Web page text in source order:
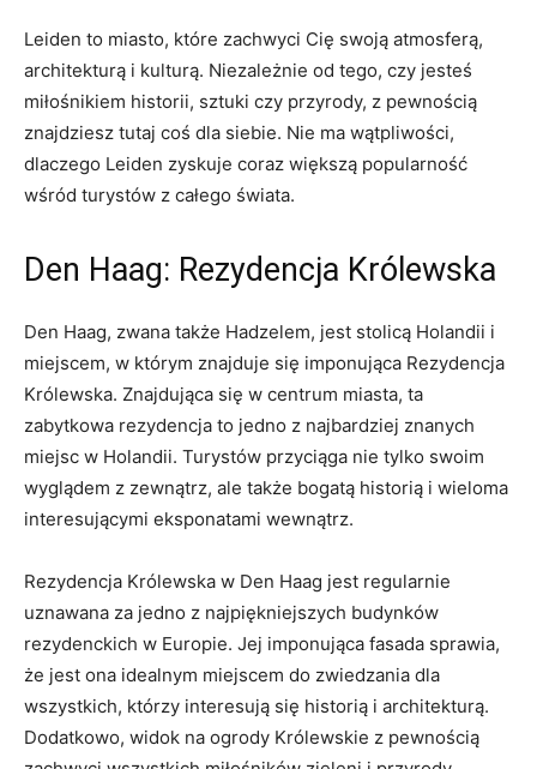
Leiden ⁢to miasto, które zachwyci ⁣Cię swoją atmosferą,
architekturą i kulturą. Niezależnie od tego, czy jesteś‍
miłośnikiem historii, sztuki czy przyrody, z pewnością
znajdziesz tutaj coś dla siebie. Nie ma wątpliwości,
dlaczego Leiden zyskuje⁢ coraz większą popularność
wśród‌ turystów z całego świata.
Den ⁢Haag: Rezydencja Królewska
Den Haag, zwana także Hadzelem, jest stolicą Holandii i
miejscem, w którym znajduje się imponująca Rezydencja
Królewska. Znajdująca się ⁣w centrum ⁣miasta, ta
zabytkowa rezydencja​ to jedno z najbardziej⁣ znanych
miejsc w Holandii. Turystów przyciąga nie tylko​ swoim
wyglądem z zewnątrz, ale ⁤także‌ bogatą historią i⁤ wieloma⁣
interesującymi eksponatami wewnątrz.
Rezydencja Królewska w Den Haag jest regularnie
uznawana za jedno z najpiękniejszych budynków⁤
rezydenckich w ‌Europie. Jej imponująca fasada sprawia,
że jest ona idealnym miejscem do zwiedzania‍ dla
wszystkich, którzy interesują się ‌historią i architekturą.
Dodatkowo, widok na ogrody Królewskie z pewnością